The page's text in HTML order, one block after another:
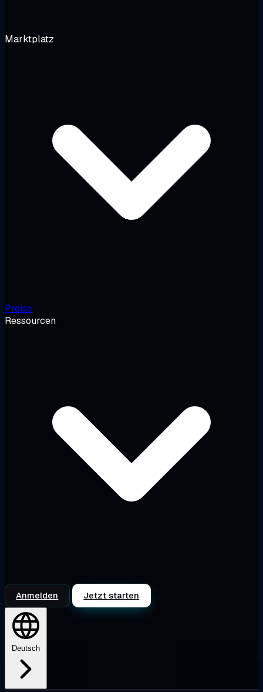
Marktplatz
Preise
Ressourcen
Anmelden Jetzt starten
Deutsch